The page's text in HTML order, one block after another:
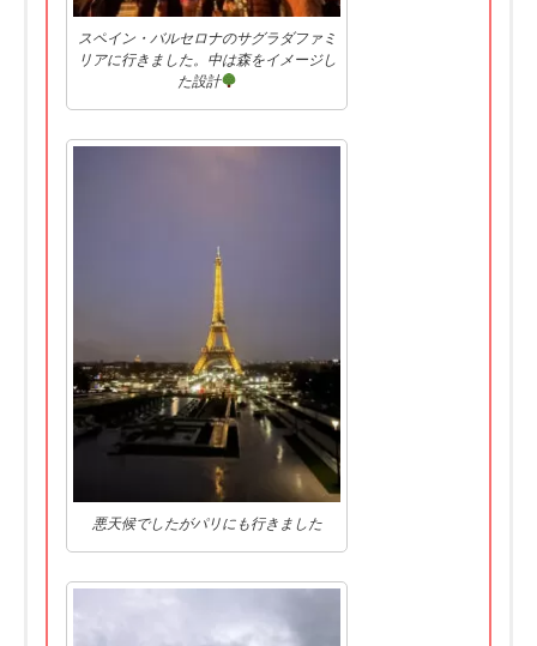
スペイン・バルセロナのサグラダファミ
リアに行きました。中は森をイメージし
た設計
悪天候でしたがパリにも行きました